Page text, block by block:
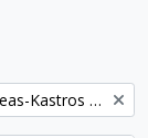
Mission archéologique française de Cap Andreas-Kastros et de Khirokitia (Chypre)